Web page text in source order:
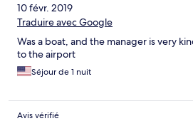
10 févr. 2019
Traduire avec Google
Was a boat, and the manager is very
to the airport
Séjour de 1 nuit
Avis vérifié